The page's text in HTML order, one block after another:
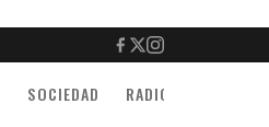
SOCIEDAD RADIO